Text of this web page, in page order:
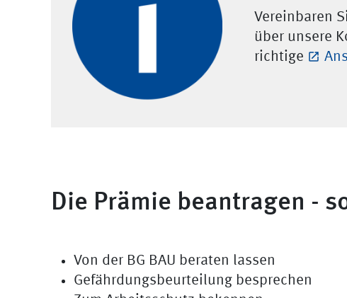
Vereinbaren
über unsere
richtige
Die Prämie beantragen -
Von der BG BAU beraten lassen
Gefährdungsbeurteilung besprechen